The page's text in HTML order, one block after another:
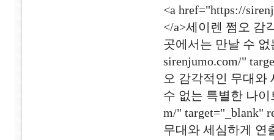
<a href="https://
</a>세이렌 쩜오 감
곳에서는 만날 수
sirenjumo.com/"
오 감각적인 무대와
수 없는 특별한 나이
m/" target="_blank"
무대와 세심하게 연